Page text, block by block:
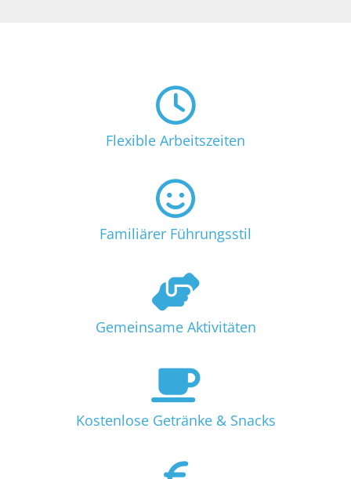
Flexible Arbeitszeiten
Familiärer Führungsstil
Gemeinsame Aktivitäten
Kostenlose Getränke & Snacks